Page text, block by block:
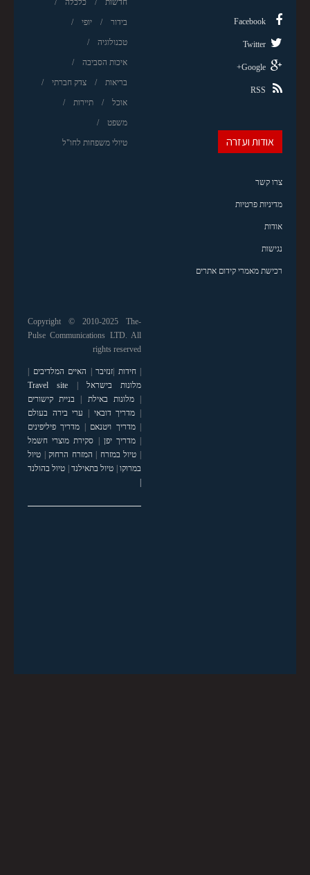
בידור יופי
טכנולוגיה
איכות הסביבה
בריאות צדק חברתי
אוכל תיירות
משפט
טיולי משפחות לחו"ל
Facebook
Twitter
Google+
RSS
אודות ועזרה
צרו קשר
מדיניות פרטיות
אודות
נגישות
רכישת מאמרי קידום אתרים
Copyright © 2010-2025 The-
Pulse Communications LTD. All
rights reserved
|חידות |זנזיבר | האיים המלדיבים |
מלונות בישראל |
Travel site
|מלונות באילת | בניית קישורים
| מדריך דובאי | ערי בירה בעולם
|מדריך ויטנאם | מדריך פיליפינים
|מדריך יפן | סקירת מוצרי חשמל
| טיול במזרח | המזרח הרחוק| טיול
במרוקו| טיול בתאילנד| טיול בהולנד
|